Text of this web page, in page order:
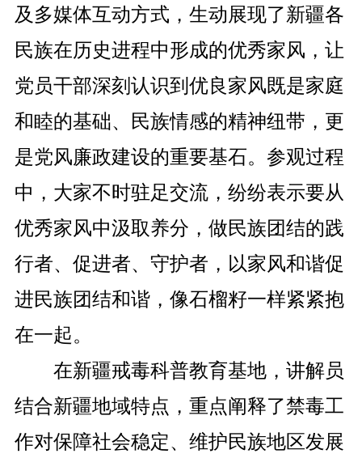
及多媒体互动方式，生动展现了新疆各
民族在历史进程中形成的优秀家风，让
党员干部深刻认识到优良家风既是家庭
和睦的基础、民族情感的精神纽带，更
是党风廉政建设的重要基石。参观过程
中，大家不时驻足交流，纷纷表示要从
优秀家风中汲取养分，做民族团结的践
行者、促进者、守护者，以家风和谐促
进民族团结和谐，像石榴籽一样紧紧抱
在一起。
在新疆戒毒科普教育基地，讲解员
结合新疆地域特点，重点阐释了禁毒工
作对保障社会稳定、维护民族地区发展